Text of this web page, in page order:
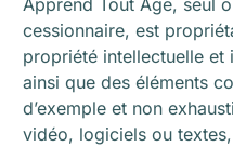
cessionnaire, est
propriété intellectuelle et
ainsi que des éléments
d’exemple et non
vidéo, logiciels ou